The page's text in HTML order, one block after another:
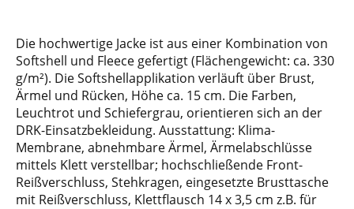
Die hochwertige Jacke ist aus einer Kombination von
Softshell und Fleece gefertigt (Flächengewicht: ca. 330
g/m²). Die Softshellapplikation verläuft über Brust,
Ärmel und Rücken, Höhe ca. 15 cm. Die Farben,
Leuchtrot und Schiefergrau, orientieren sich an der
DRK-Einsatzbekleidung. Ausstattung: Klima-
Membrane, abnehmbare Ärmel, Ärmelabschlüsse
mittels Klett verstellbar; hochschließende Front-
Reißverschluss, Stehkragen, eingesetzte Brusttasche
mit Reißverschluss, Klettflausch 14 x 3,5 cm z.B. für